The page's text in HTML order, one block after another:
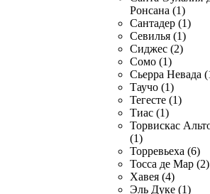
Ронсана (1)
Сантадер (1)
Севилья (1)
Сиджес (2)
Сомо (1)
Сьерра Невада
Таучо (1)
Тегесте (1)
Тиас (1)
Торвискас
(1)
Торревьеха (6)
Тосса де Мар (2)
Хавея (4)
Эль Дуке (1)